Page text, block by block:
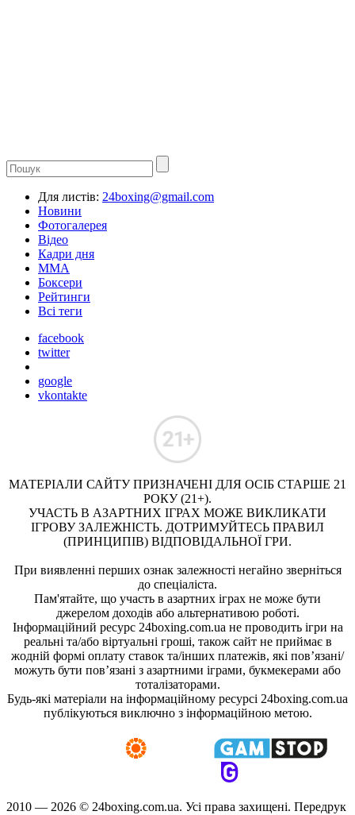
Для листів: 24boxing@gmail.com
Новини
Фотогалерея
Відео
Кадри дня
ММА
Боксери
Рейтинги
Всі теги
facebook
twitter
google
vkontakte
МАТЕРІАЛИ САЙТУ ПРИЗНАЧЕНІ ДЛЯ ОСІБ СТАРШЕ 21
РОКУ (21+).
УЧАСТЬ В АЗАРТНИХ ІГРАХ МОЖЕ ВИКЛИКАТИ
ІГРОВУ ЗАЛЕЖНІСТЬ. ДОТРИМУЙТЕСЬ ПРАВИЛ
(ПРИНЦИПІВ) ВІДПОВІДАЛЬНОЇ ГРИ.
При виявленні перших ознак залежності негайно зверніться
до спеціаліста.
Пам'ятайте, що участь в азартних іграх не може бути
джерелом доходів або альтернативою роботі.
Інформаційний ресурс 24boxing.com.ua не проводить ігри на
реальні та/або віртуальні гроші, також сайт не приймає в
жодній формі оплату ставок та/інших платежів, які пов’язані/
можуть бути пов’язані з азартними іграми, букмекерами або
тоталізаторами.
Будь-які матеріали на інформаційному ресурсі 24boxing.com.ua
публікуються виключно з інформаційною метою.
2010 — 2026 © 24boxing.com.ua. Усi права захищенi. Передрук